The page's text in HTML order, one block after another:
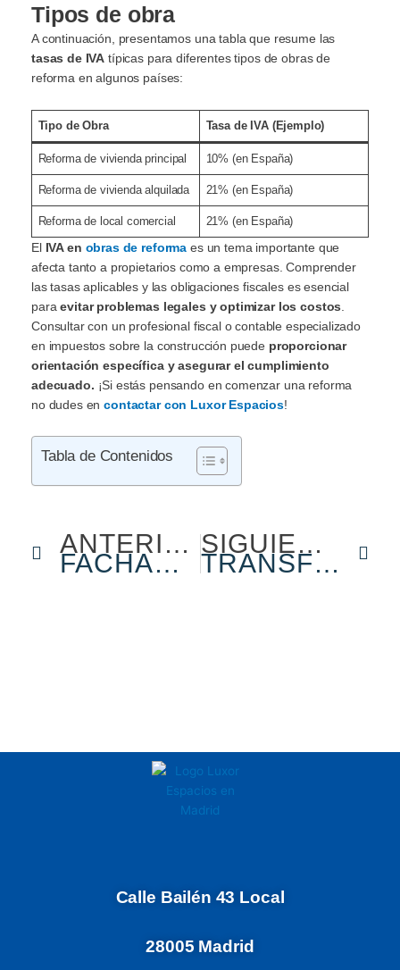
Tipos de obra
A continuación, presentamos una tabla que resume las
tasas de IVA típicas para diferentes tipos de obras de
reforma en algunos países:
Tipo de Obra Tasa de IVA (Ejemplo)
Reforma de vivienda principal 10% (en España)
Reforma de vivienda alquilada 21% (en España)
Reforma de local comercial 21% (en España)
El IVA en obras de reforma es un tema importante que
afecta tanto a propietarios como a empresas. Comprender
las tasas aplicables y las obligaciones fiscales es esencial
paraevitar problemas legales y optimizar los costos
Consultar con un profesional fiscal o contable especializado
en impuestos sobre la construcción puede proporcionar
orientación específica y asegurar el cumplimiento
adecuado. ¡Si estás pensando en comenzar una reforma
no dudes encontactar con Luxor Espacios!
Tabla de Contenidos
ANTERIOR
FACHADAS MONOCAPA: LA SOLUCIÓN MODERNA PARA TU EDIFICIO
SIGUIENTE
TRANSFORMA TU HOGAR: LA IMPORTANCIA DE UNA REFORMA INTEGRAL EXITOSA
Calle Bailén 43 Local
28005 Madrid